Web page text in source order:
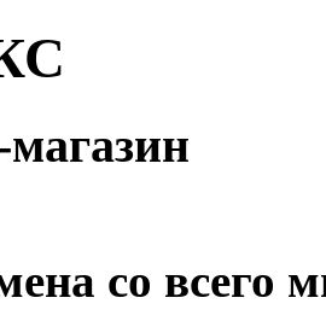
со всего